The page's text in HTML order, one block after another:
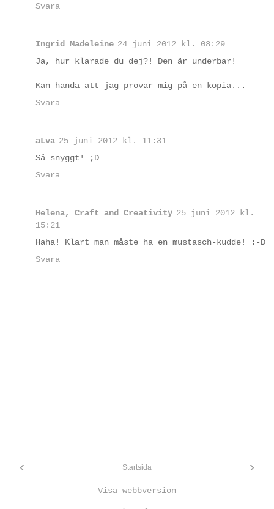
Svara
Ingrid Madeleine 24 juni 2012 kl. 08:29
Ja, hur klarade du dej?! Den är underbar!
Kan hända att jag provar mig på en kopia...
Svara
aLva 25 juni 2012 kl. 11:31
Så snyggt! ;D
Svara
Helena, Craft and Creativity 25 juni 2012 kl.
15:21
Haha! Klart man måste ha en mustasch-kudde! :-D
Svara
‹ ›
Startsida
Visa webbversion